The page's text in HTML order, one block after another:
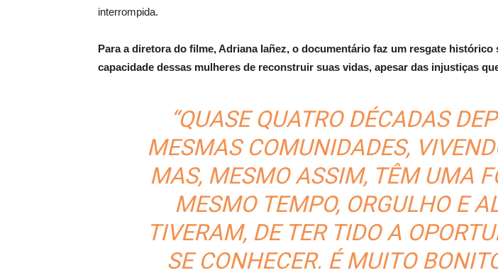
interrompida.
Para a diretora do filme, Adriana Iañez, o documentário faz um resgate
capacidade dessas mulheres de reconstruir suas vidas, apesar das injustiças
“QUASE QUATRO DÉCADAS
MESMAS COMUNIDADES,
MAS, MESMO ASSIM, TÊM UMA
MESMO TEMPO, ORGULHO E
TIVERAM, DE TER TIDO A
SE CONHECER. É MUITO